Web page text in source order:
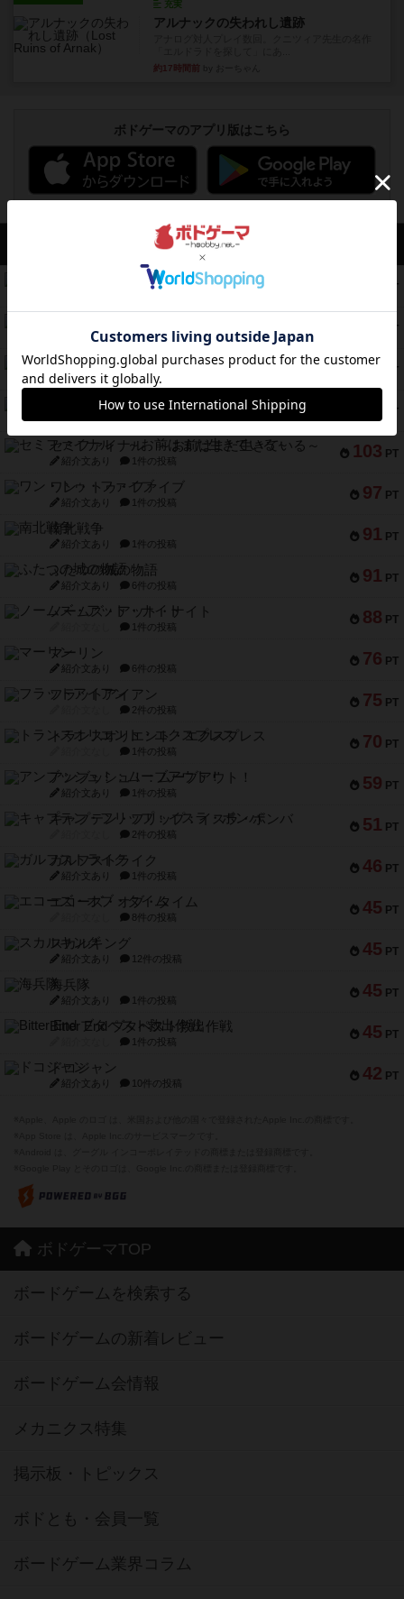
充実
アルナックの失われし遺跡
約17時間前
ボドゲーマのアプリ版はこちら
アクセス数 急上昇中
PT
無限まちがいさがし
PT
紹介文なし 2件の投稿
378 PT
アンダー・ザ・テーブラー
紹介文あり 1件の投稿
PT
宵と暁の呪文書
紹介文あり 8件の投稿
103 PT
セミファイナル ～お前はまだ生きている～
紹介文あり 1件の投稿
97 PT
ワン・トゥ・ファイブ
紹介文あり 1件の投稿
91 PT
南北戦争
紹介文あり 1件の投稿
91 PT
ふたつの城の物語
紹介文あり 6件の投稿
88 PT
ノームズ・アット・ナイト
1件の投稿
76 PT
マーリン
紹介文あり 6件の投稿
75 PT
フラットアイアン
2件の投稿
70 PT
トランスオリエント・エクスプレス
1件の投稿
59 PT
アンブッシュ！：ムーブアウト！
紹介文あり 1件の投稿
51 PT
キャプテン・フリップ：イスラ・ボンバ
2件の投稿
46 PT
ガルフストライク
紹介文あり 1件の投稿
45 PT
エコーズ・オブ・タイム
8件の投稿
45 PT
スカルキング
紹介文あり 12件の投稿
45 PT
海兵隊
紹介文あり 1件の投稿
45 PT
Bitter End ブタペスト救出作戦
1件の投稿
42 PT
ドコジャン
紹介文あり 10件の投稿
ボドゲーマTOP
ボードゲームを検索する
ボードゲームの新着レビュー
ボードゲーム会情報
メカニクス特集
掲示板・トピックス
ボドとも・会員一覧
ボードゲーム業界コラム